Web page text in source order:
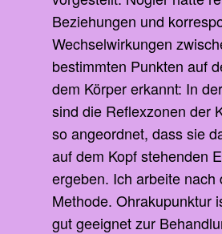
Beziehungen und
Wechselwirkungen
bestimmten Punkten auf
dem Körper erkannt: In
sind die Reflexzonen der
so angeordnet, dass sie
auf dem Kopf stehenden
ergeben. Ich arbeite nach
Methode. Ohrakupunktur
gut geeignet zur